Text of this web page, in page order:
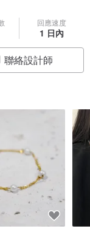
回應速度
1 日內
聯絡設計師